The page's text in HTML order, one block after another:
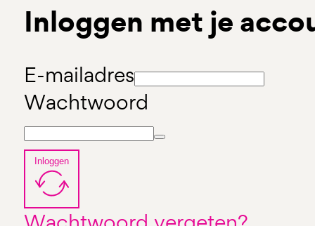
Inloggen met je
E-mailadres
Wachtwoord
Inloggen